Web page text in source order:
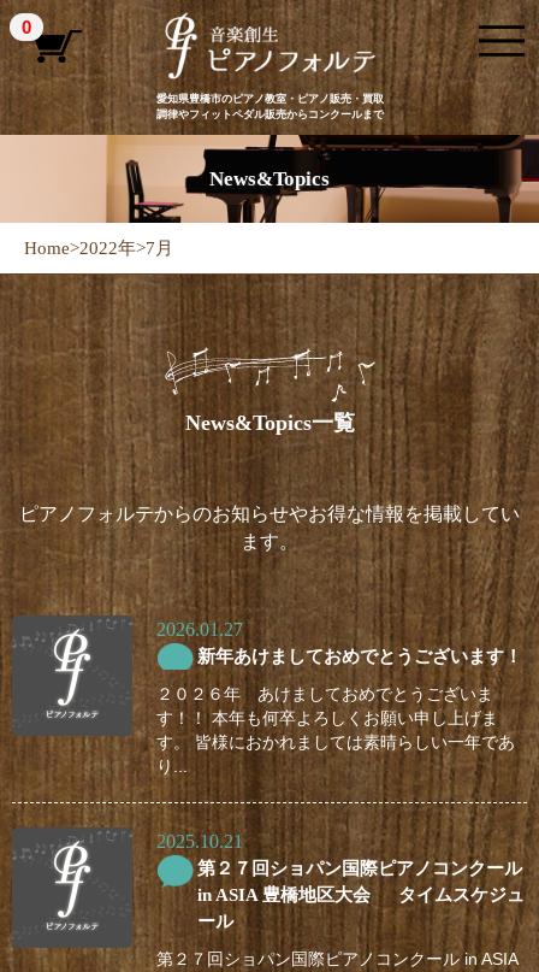
愛知県豊橋市のピアノ教室・ピアノ販売・買取
調律やフィットペダル販売からコンクールまで
0
News&Topics
Home>2022年>7月
News&Topics一覧
ピアノフォルテからのお知らせやお得な情報を掲載してい
ます。
2026.01.27
新年あけましておめでとうございます！
２０２６年 あけましておめでとうございま
す！！ 本年も何卒よろしくお願い申し上げま
す。 皆様におかれましては素晴らしい一年であ
り...
2025.10.21
第２７回ショパン国際ピアノコンクール
in ASIA 豊橋地区大会 タイムスケジュ
ール
第２７回ショパン国際ピアノコンクール in ASIA